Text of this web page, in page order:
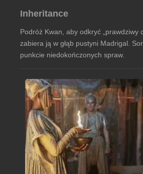
Inheritance
Podróż Kwan, aby odkryć „prawdziwy
zabiera ją w głąb pustyni Madrigal.
punkcie niedokończonych spraw.